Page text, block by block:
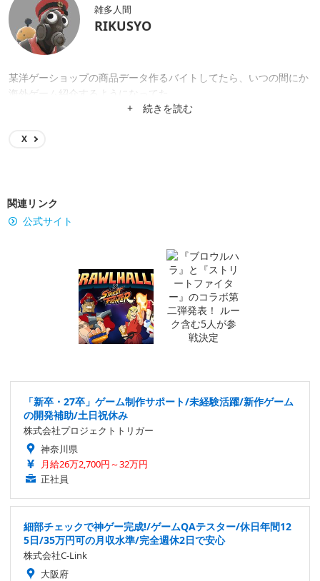
雑多人間
RIKUSYO
某洋ゲーショップの商品データ作るバイトしてたら、いつの間にか
海外ゲーム紹介するようになってた。
+ 続きを読む
X
関連リンク
公式サイト
「新卒・27卒」ゲーム制作サポート/未経験活躍/新作ゲーム
の開発補助/土日祝休み
株式会社プロジェクトトリガー
神奈川県
月給26万2,700円～32万円
正社員
細部チェックで神ゲー完成!/ゲームQAテスター/休日年間12
5日/35万円可の月収水準/完全週休2日で安心
株式会社C-Link
大阪府